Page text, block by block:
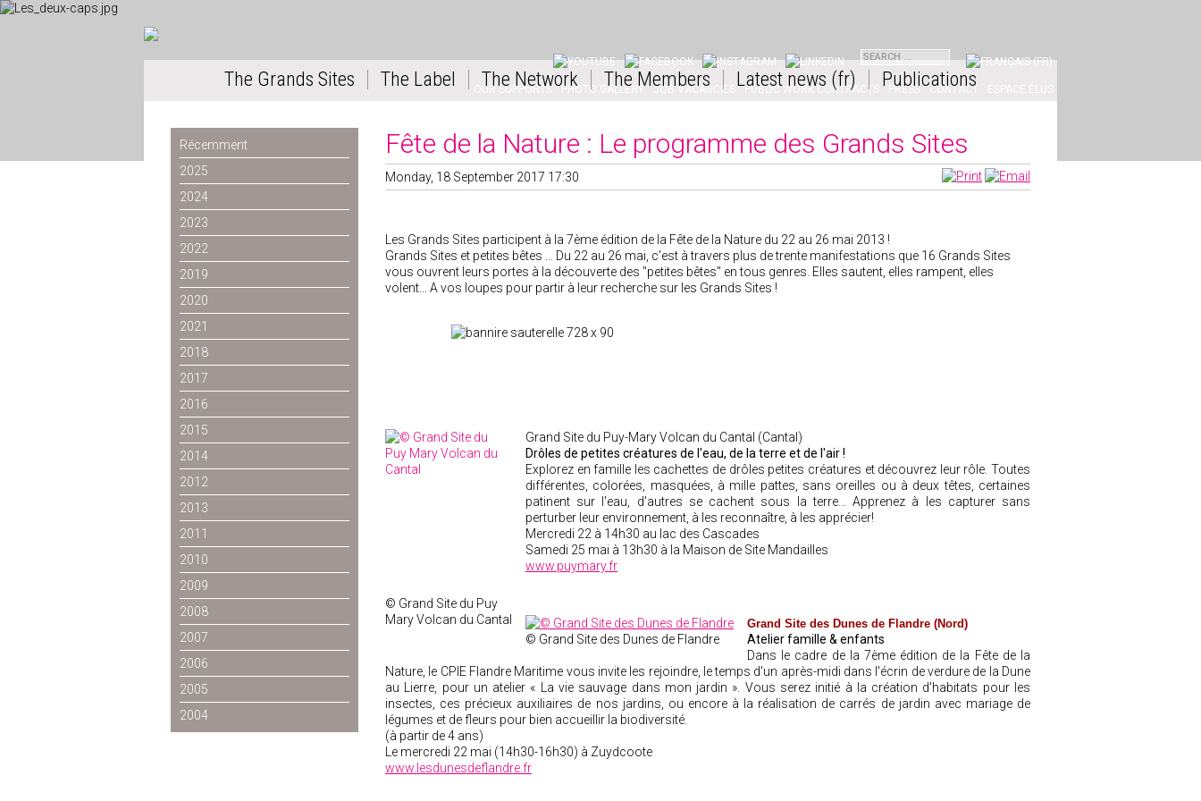
OUR SUPPORTS PHOTO GALLERY JOB VACANCIES PUBLIC WORK CONTRACTS PRESS CONTACT
The Grands Sites The Label The Network The Members Latest news (fr) Publications
Récemment
2025
2024
2023
2022
2019
2020
2021
2018
2017
2016
2015
2014
2012
2013
2011
2010
2009
2008
2007
2006
2005
2004
Fête de la Nature : Le programme des Grands Sites
Monday, 18 September 2017 17:30
Les Grands Sites participent à la 7ème édition de la Fête de la Nature du 22 au 26 mai 2013 !
Grands Sites et petites bêtes ... Du 22 au 26 mai, c'est à travers plus de trente manifestations que 16 Grands Sites
vous ouvrent leurs portes à la découverte des "petites bêtes" en tous genres. Elles sautent, elles rampent, elles
volent... A vos loupes pour partir à leur recherche sur les Grands Sites !
© Grand Site du Puy
Mary Volcan du Cantal
Grand Site du Puy-Mary Volcan du Cantal (Cantal)
Drôles de petites créatures de l'eau, de la terre et de l'air !
Explorez en famille les cachettes de drôles petites créatures et découvrez leur rôle. Toutes
différentes, colorées, masquées, à mille pattes, sans oreilles ou à deux têtes, certaines
patinent sur l'eau, d'autres se cachent sous la terre... Apprenez à les capturer sans
perturber leur environnement, à les reconnaître, à les apprécier!
Mercredi 22 à 14h30 au lac des Cascades
Samedi 25 mai à 13h30 à la Maison de Site Mandailles
www.puymary.fr
© Grand Site des Dunes de Flandre
Grand Site des Dunes de Flandre (Nord)
Atelier famille & enfants
Dans le cadre de la 7ème édition de la Fête de la
Nature, le CPIE Flandre Maritime vous invite les rejoindre, le temps d'un après-midi dans l'écrin de verdure de la Dune
au Lierre, pour un atelier « La vie sauvage dans mon jardin ». Vous serez initié à la création d'habitats pour les
insectes, ces précieux auxiliaires de nos jardins, ou encore à la réalisation de carrés de jardin avec mariage de
légumes et de fleurs pour bien accueillir la biodiversité.
(à partir de 4 ans)
Le mercredi 22 mai (14h30-16h30) à Zuydcoote
www.lesdunesdeflandre.fr